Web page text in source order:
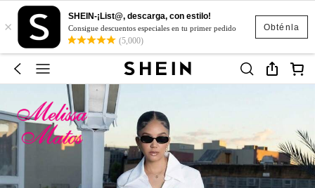
Obténla
×
SHEIN-¡List@, descarga, con estilo!
Consigue descuentos especiales en tu primer pedido
(5,000)